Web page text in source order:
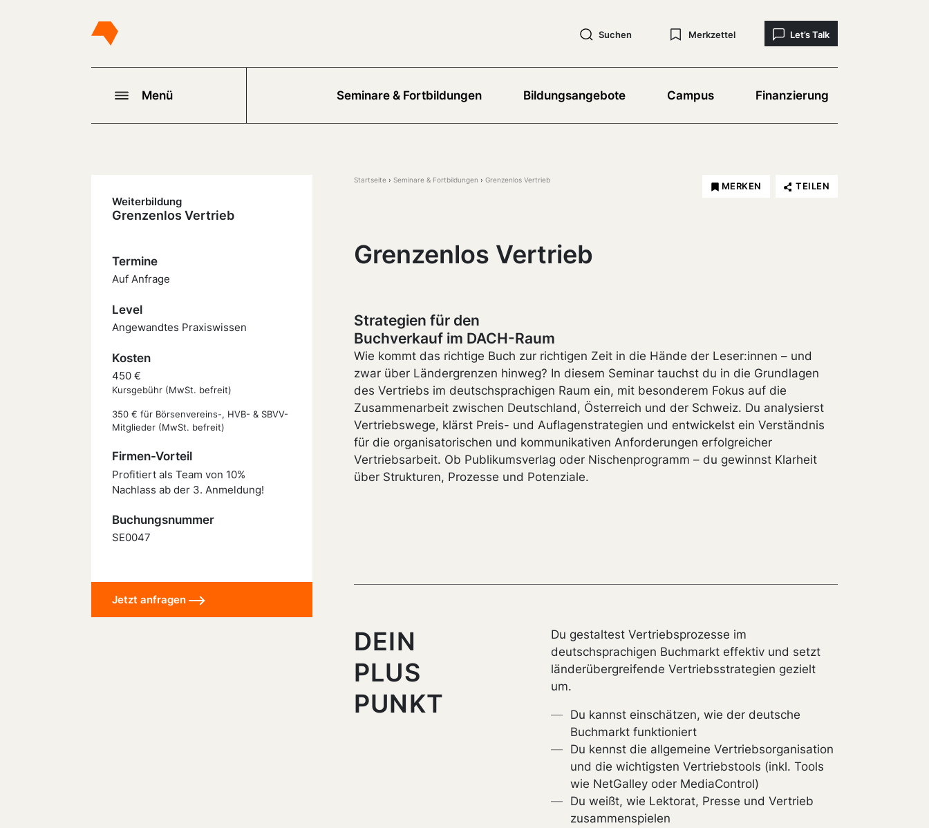
Suchen Merkzettel Let’s Talk
Menü Seminare & Fortbildungen Bildungsangebote Campus Finanzierung
Weiterbildung
Grenzenlos Vertrieb
Termine
Auf Anfrage
Level
Angewandtes Praxiswissen
Kosten
450 €
Kursgebühr (MwSt. befreit)
350 € für Börsenvereins-, HVB- & SBVV-
Mitglieder (MwSt. befreit)
Firmen-Vorteil
Profitiert als Team von 10%
Nachlass ab der 3. Anmeldung!
Buchungsnummer
SE0047
Jetzt anfragen
Startseite Seminare & Fortbildungen Grenzenlos Vertrieb
MERKEN TEILEN
Grenzenlos Vertrieb
Strategien für den
Buchverkauf im DACH-Raum
Wie kommt das richtige Buch zur richtigen Zeit in die Hände der Leser:innen – und
zwar über Ländergrenzen hinweg? In diesem Seminar tauchst du in die Grundlagen
des Vertriebs im deutschsprachigen Raum ein, mit besonderem Fokus auf die
Zusammenarbeit zwischen Deutschland, Österreich und der Schweiz. Du analysierst
Vertriebswege, klärst Preis- und Auflagenstrategien und entwickelst ein Verständnis
für die organisatorischen und kommunikativen Anforderungen erfolgreicher
Vertriebsarbeit. Ob Publikumsverlag oder Nischenprogramm – du gewinnst Klarheit
über Strukturen, Prozesse und Potenziale.
DEIN
PLUS
PUNKT
Du gestaltest Vertriebsprozesse im
deutschsprachigen Buchmarkt effektiv und setzt
länderübergreifende Vertriebsstrategien gezielt
um.
Du kannst einschätzen, wie der deutsche
Buchmarkt funktioniert
Du kennst die allgemeine Vertriebsorganisation
und die wichtigsten Vertriebstools (inkl. Tools
wie NetGalley oder MediaControl)
Du weißt, wie Lektorat, Presse und Vertrieb
zusammenspielen